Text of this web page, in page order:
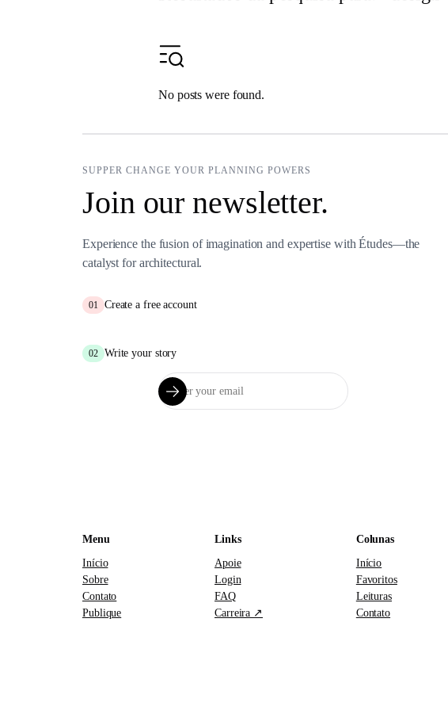
No posts were found.
SUPPER CHANGE YOUR PLANNING POWERS
Join our newsletter.
Experience the fusion of imagination and expertise with Études—the
catalyst for architectural.
01 Create a free account
02 Write your story
Menu
Início
Sobre
Contato
Publique
Links
Apoie
Login
FAQ
Carreira ↗
Colunas
Início
Favoritos
Leituras
Contato